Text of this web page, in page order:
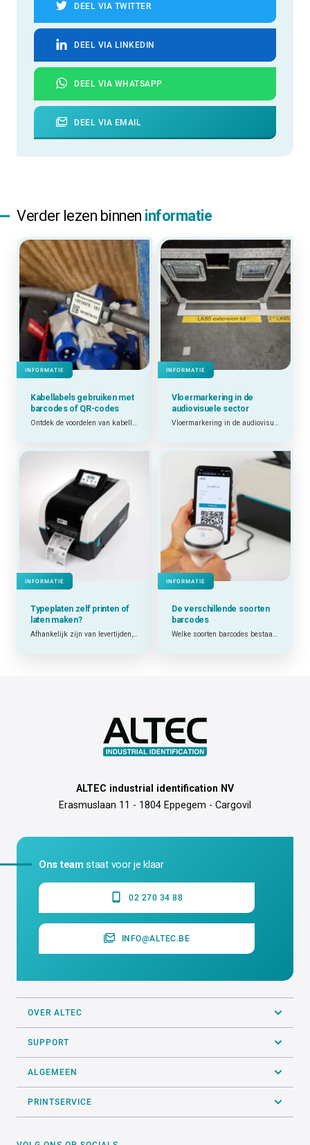
DEEL VIA TWITTER
DEEL VIA LINKEDIN
DEEL VIA WHATSAPP
DEEL VIA EMAIL
Verder lezen binnen informatie
INFORMATIE
Kabellabels gebruiken met
barcodes of QR-codes
Ontdek de voordelen van kabellabels met barcodes en QR-codes.
INFORMATIE
Vloermarkering in de
audiovisuele sector
Vloermarkering in de audiovisuele sector: getest in de praktijk
INFORMATIE
Typeplaten zelf printen of
laten maken?
Afhankelijk zijn van levertijden, minimumafnames en externe leveranciers? Of zelf printen wanneer je het nodig hebt? Welke keuze het beste werkt, hangt af van jouw situatie.
INFORMATIE
De verschillende soorten
barcodes
Welke soorten barcodes bestaan er en welke past het best bij mijn toepassing?
ALTEC industrial identification NV
Erasmuslaan 11 - 1804 Eppegem - Cargovil
Ons team staat voor je klaar
02 270 34 88
INFO@ALTEC.BE
OVER ALTEC
SUPPORT
ALGEMEEN
PRINTSERVICE